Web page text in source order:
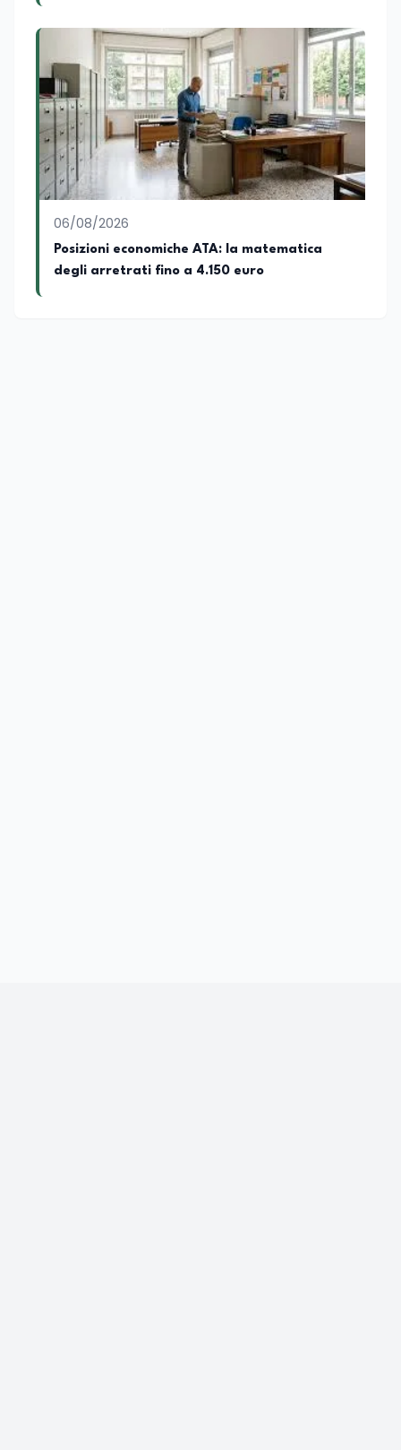
06/08/2026
Posizioni economiche ATA: la matematica
degli arretrati fino a 4.150 euro